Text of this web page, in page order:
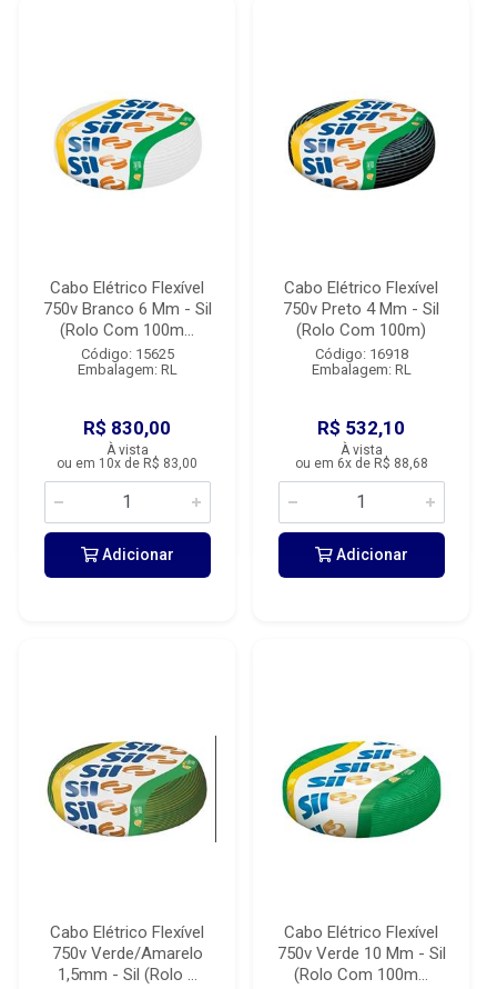
Cabo Elétrico Flexível
750v Branco 6 Mm - Sil
(Rolo Com 100m...
Código: 15625
Embalagem: RL
R$ 830,00
À vista
ou em 10x de R$ 83,00
Adicionar
Cabo Elétrico Flexível
750v Preto 4 Mm - Sil
(Rolo Com 100m)
Código: 16918
Embalagem: RL
R$ 532,10
À vista
ou em 6x de R$ 88,68
Adicionar
Cabo Elétrico Flexível
750v Verde/Amarelo
1,5mm - Sil (Rolo ...
Cabo Elétrico Flexível
750v Verde 10 Mm - Sil
(Rolo Com 100m...